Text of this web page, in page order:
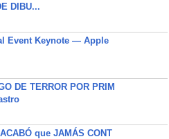
DIBU...
Event Keynote — Apple
DE TERROR POR PRIM
que JAMÁS CONT